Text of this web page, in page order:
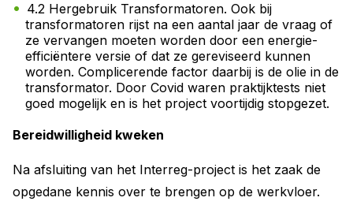
4.2 Hergebruik Transformatoren. Ook bij
transformatoren rijst na een aantal jaar de vraag of
ze vervangen moeten worden door een energie-
efficiëntere versie of dat ze gereviseerd kunnen
worden. Complicerende factor daarbij is de olie in de
transformator. Door Covid waren praktijktests niet
goed mogelijk en is het project voortijdig stopgezet.
Bereidwilligheid kweken
Na afsluiting van het Interreg-project is het zaak de
opgedane kennis over te brengen op de werkvloer.